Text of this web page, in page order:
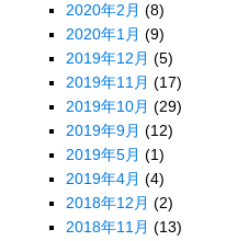
2020年2月 (8)
2020年1月 (9)
2019年12月 (5)
2019年11月 (17)
2019年10月 (29)
2019年9月 (12)
2019年5月 (1)
2019年4月 (4)
2018年12月 (2)
2018年11月 (13)